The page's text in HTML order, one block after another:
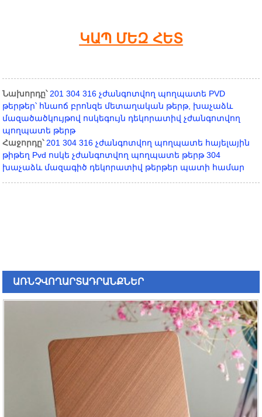
ԿԱՊ ՄԵԶ ՀԵՏ
Նախորդը՝ 201 304 316 չժանգոտվող պողպատե PVD
թերթեր՝ հնաոճ բրոնզե մետաղական թերթ, խաչաձև
մազածածկույթով ոսկեգույն դեկորատիվ չժանգոտվող
պողպատե թերթ
Հաջորդը՝ 201 304 316 չժանգոտվող պողպատե հայելային
թիթեղ Pvd ոսկե չժանգոտվող պողպատե թերթ 304
խաչաձև մազագիծ դեկորատիվ թերթեր պատի համար
ԱՌՆՉՎՈՂԱՐՏԱԴՐԱՆՔՆԵՐ